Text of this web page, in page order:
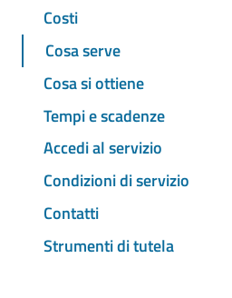
Costi
Cosa serve
Cosa si ottiene
Tempi e scadenze
Accedi al servizio
Condizioni di servizio
Contatti
Strumenti di tutela